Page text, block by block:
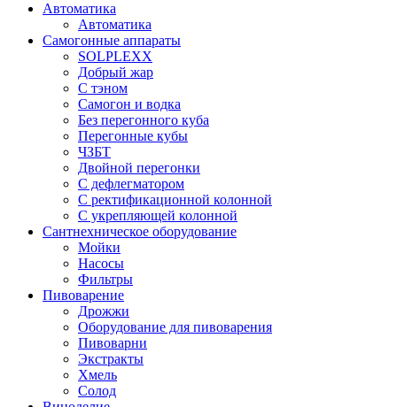
Автоматика
Автоматика
Самогонные аппараты
SOLPLEXX
Добрый жар
С тэном
Самогон и водка
Без перегонного куба
Перегонные кубы
ЧЗБТ
Двойной перегонки
С дефлегматором
С ректификационной колонной
С укрепляющей колонной
Сантнехническое оборудование
Мойки
Насосы
Фильтры
Пивоварение
Дрожжи
Оборудование для пивоварения
Пивоварни
Экстракты
Хмель
Солод